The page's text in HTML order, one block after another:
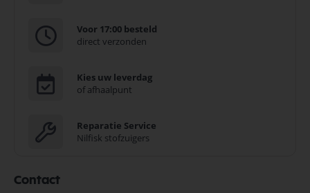
Voor 17:00 besteld
direct verzonden
Kies uw leverdag
of afhaalpunt
Reparatie Service
Nilfisk stofzuigers
Contact